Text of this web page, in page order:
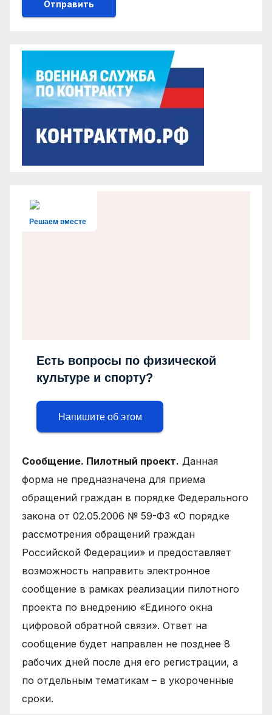
Решаем вместе
Есть вопросы по физической
культуре и спорту?
Напишите об этом
Сообщение. Пилотный проект. Данная
форма не предназначена для приема
обращений граждан в порядке Федерального
закона от 02.05.2006 № 59-ФЗ «О порядке
рассмотрения обращений граждан
Российской Федерации» и предоставляет
возможность направить электронное
сообщение в рамках реализации пилотного
проекта по внедрению «Единого окна
цифровой обратной связи». Ответ на
сообщение будет направлен не позднее 8
рабочих дней после дня его регистрации, а
по отдельным тематикам – в укороченные
сроки.